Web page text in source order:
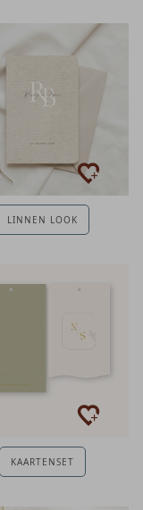
LINNEN LOOK
KAARTENSET